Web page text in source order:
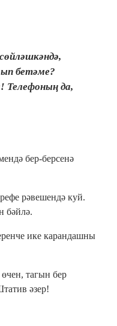
бетәме?
Телефоның да,
бер-берсенә
рәвешендә куй.
бәйлә.
ике карандашны
тагын бер
әзер!